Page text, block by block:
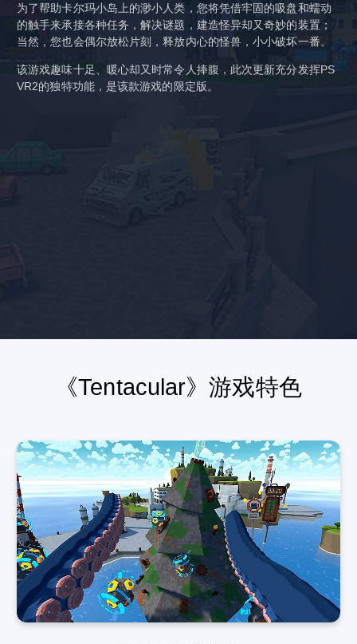
为了帮助卡尔玛小岛上的渺小人类，您将凭借牢固的吸盘和蠕动
的触手来承接各种任务，解决谜题，建造怪异却又奇妙的装置；
当然，您也会偶尔放松片刻，释放内心的怪兽，小小破坏一番。
该游戏趣味十足、暖心却又时常令人捧腹，此次更新充分发挥PS
VR2的独特功能，是该款游戏的限定版。
《Tentacular》游戏特色